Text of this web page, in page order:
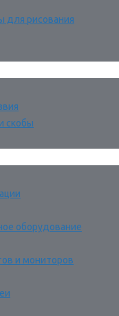
для рисования
скобы
оборудование
и мониторов